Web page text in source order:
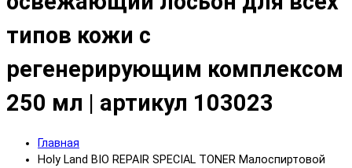
типов кожи с
регенерирующим комплексом
250 мл | артикул 103023
Главная
Holy Land BIO REPAIR SPECIAL TONER Малоспиртовой